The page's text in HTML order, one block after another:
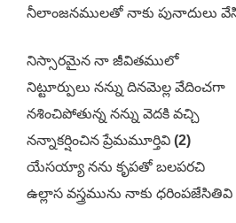
నీలాంజనములతో నాకు పునాదులు
నిస్సారమైన నా జీవితములో
నిట్టూర్పులు నన్ను దినమెల్ల వేదించగా
నశించిపోతున్న నన్ను వెదకి వచ్చి
నన్నాకర్షించిన ప్రేమమూర్తివి (2)
యేసయ్యా నను కృపతో బలపరచి
ఉల్లాస వస్త్రమును నాకు ధరింపజేసితివి